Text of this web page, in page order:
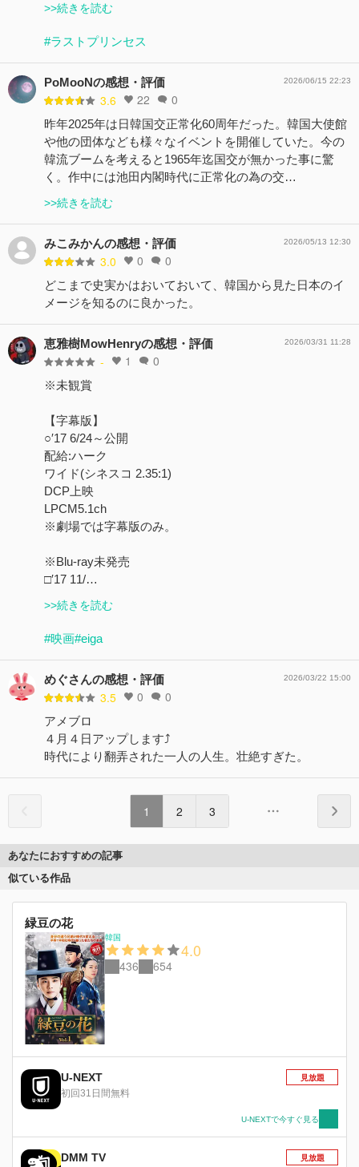
>>続きを読む
#ラストプリンセス
PoMooNの感想・評価
3.6 22 0
2026/06/15 22:23
昨年2025年は日韓国交正常化60周年だった。韓国大使館
や他の団体なども様々なイベントを開催していた。今の
韓流ブームを考えると1965年迄国交が無かった事に驚
く。作中には池田内閣時代に正常化の為の交…
>>続きを読む
みこみかんの感想・評価
3.0 0 0
2026/05/13 12:30
どこまで史実かはおいておいて、韓国から見た日本のイ
メージを知るのに良かった。
恵雅樹MowHenryの感想・評価
- 1 0
2026/03/31 11:28
※未観賞
【字幕版】
○′17 6/24～公開
配給:ハーク
ワイド(シネスコ 2.35:1)
DCP上映
LPCM5.1ch
※劇場では字幕版のみ。
※Blu-ray未発売
□′17 11/…
>>続きを読む
#映画#eiga
めぐさんの感想・評価
3.5 0 0
2026/03/22 15:00
アメブロ
４月４日アップします⤴️
時代により翻弄された一人の人生。壮絶すぎた。
1 2 3
あなたにおすすめの記事
似ている作品
緑豆の花
韓国
4.0
436 654
U-NEXT
初回31日間無料
見放題
U-NEXTで今すぐ見る
DMM TV 見放題